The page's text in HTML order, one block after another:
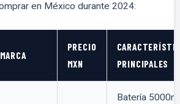
en México durante 2024:
MARCA
PRECIO
MXN
PRINCIPALES
Batería